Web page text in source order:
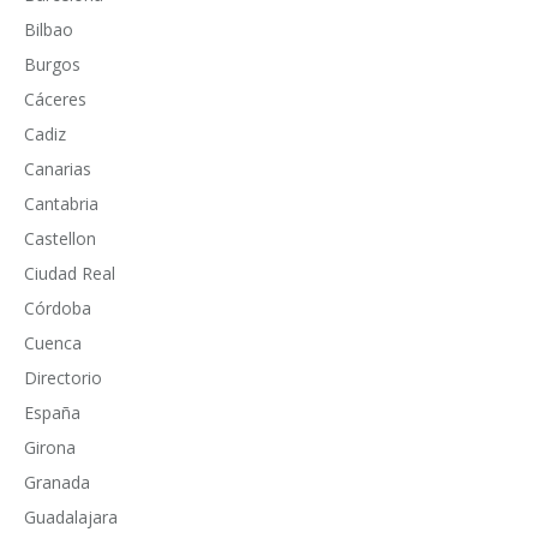
Bilbao
Burgos
Cáceres
Cadiz
Canarias
Cantabria
Castellon
Ciudad Real
Córdoba
Cuenca
Directorio
España
Girona
Granada
Guadalajara